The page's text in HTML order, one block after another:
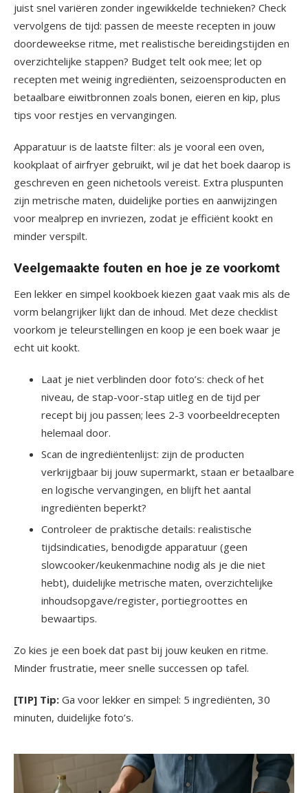
juist snel variëren zonder ingewikkelde technieken? Check
vervolgens de tijd: passen de meeste recepten in jouw
doordeweekse ritme, met realistische bereidingstijden en
overzichtelijke stappen? Budget telt ook mee; let op
recepten met weinig ingrediënten, seizoensproducten en
betaalbare eiwitbronnen zoals bonen, eieren en kip, plus
tips voor restjes en vervangingen.
Apparatuur is de laatste filter: als je vooral een oven,
kookplaat of airfryer gebruikt, wil je dat het boek daarop is
geschreven en geen nichetools vereist. Extra pluspunten
zijn metrische maten, duidelijke porties en aanwijzingen
voor mealprep en invriezen, zodat je efficiënt kookt en
minder verspilt.
Veelgemaakte fouten en hoe je ze voorkomt
Een lekker en simpel kookboek kiezen gaat vaak mis als de
vorm belangrijker lijkt dan de inhoud. Met deze checklist
voorkom je teleurstellingen en koop je een boek waar je
echt uit kookt.
Laat je niet verblinden door foto’s: check of het
niveau, de stap-voor-stap uitleg en de tijd per
recept bij jou passen; lees 2-3 voorbeeldrecepten
helemaal door.
Scan de ingrediëntenlijst: zijn de producten
verkrijgbaar bij jouw supermarkt, staan er betaalbare
en logische vervangingen, en blijft het aantal
ingrediënten beperkt?
Controleer de praktische details: realistische
tijdsindicaties, benodigde apparatuur (geen
slowcooker/keukenmachine nodig als je die niet
hebt), duidelijke metrische maten, overzichtelijke
inhoudsopgave/register, portiegroottes en
bewaartips.
Zo kies je een boek dat past bij jouw keuken en ritme.
Minder frustratie, meer snelle successen op tafel.
[TIP] Tip: Ga voor lekker en simpel: 5 ingrediënten, 30
minuten, duidelijke foto’s.